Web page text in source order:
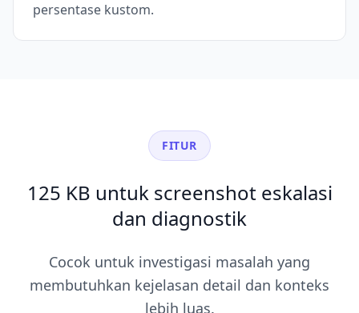
persentase kustom.
FITUR
125 KB untuk screenshot eskalasi
dan diagnostik
Cocok untuk investigasi masalah yang
membutuhkan kejelasan detail dan konteks
lebih luas.